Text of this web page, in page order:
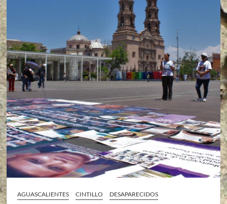
AGUASCALIENTES CINTILLO
DESAPARECIDOS